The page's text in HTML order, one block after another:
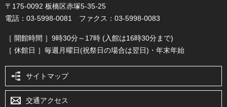
〒175-0092 板橋区赤塚5-35-25
電話：03-5998-0081 ファクス：03-5998-0083
［ 開館時間 ］9時30分～17時 (入館は16時30分まで)
［ 休館日 ］毎週月曜日(祝祭日の場合は翌日)・年末年始
サイトマップ
交通アクセス